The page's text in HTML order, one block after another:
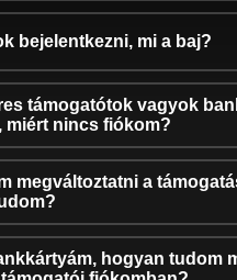
bejelentkezni, mi a baj?
támogatótok vagyok
miért nincs fiókom?
megváltoztatni a
hogyan tudom